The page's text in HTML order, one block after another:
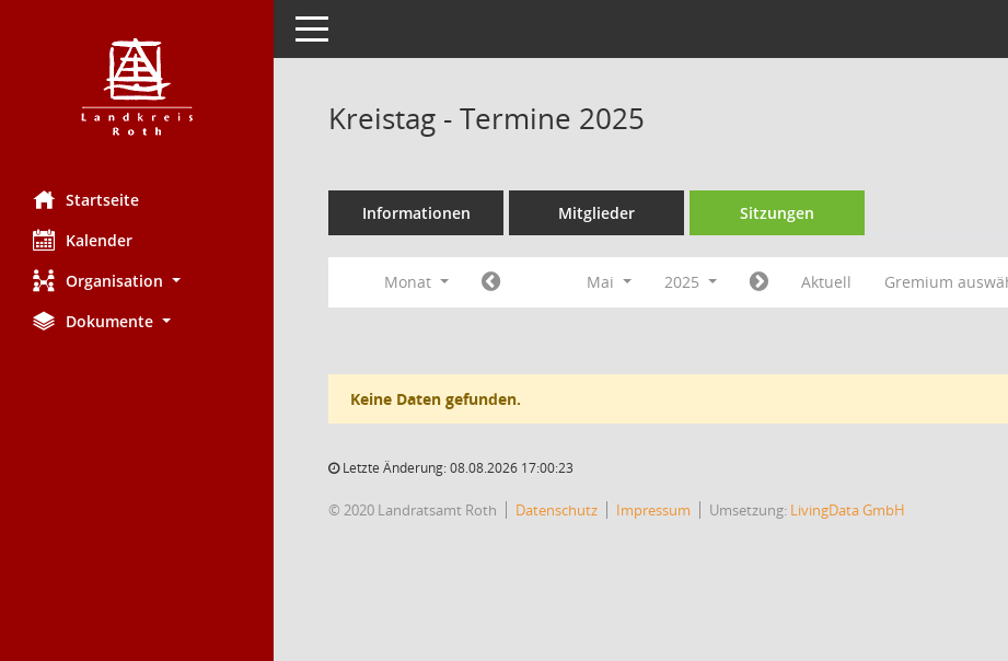
Startseite
Kalender
Organisation
Dokumente
Toggle navigation
Kreistag - Termine 2025
Informationen Mitglieder Sitzungen
Monat Mai 2025 Aktuell Gremium
Keine Daten gefunden.
Letzte Änderung: 08.08.2026 17:00:23
© 2020 Landratsamt Roth Datenschutz Impressum Umsetzung: LivingData GmbH